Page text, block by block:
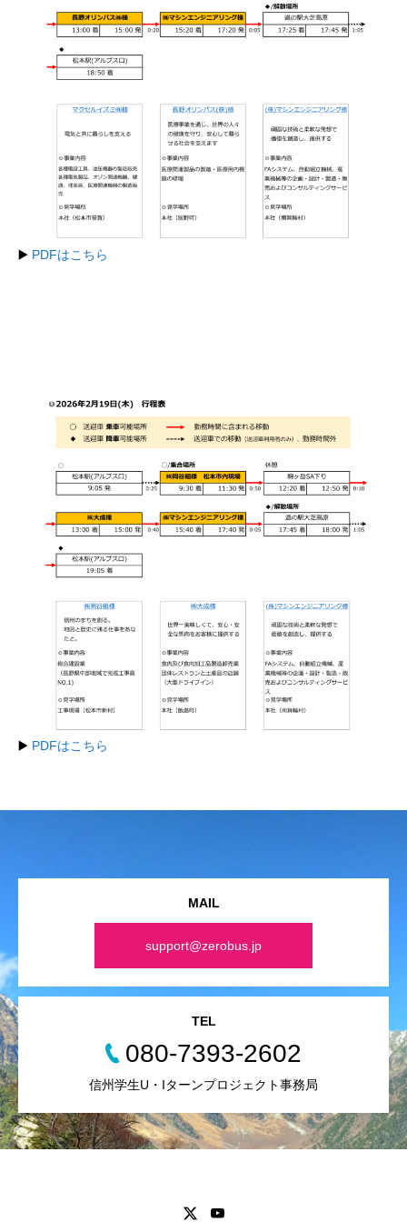
▶️ PDFはこちら
▶️ PDFはこちら
MAIL
support@zerobus.jp
TEL
080-7393-2602
信州学生U・Iターンプロジェクト事務局